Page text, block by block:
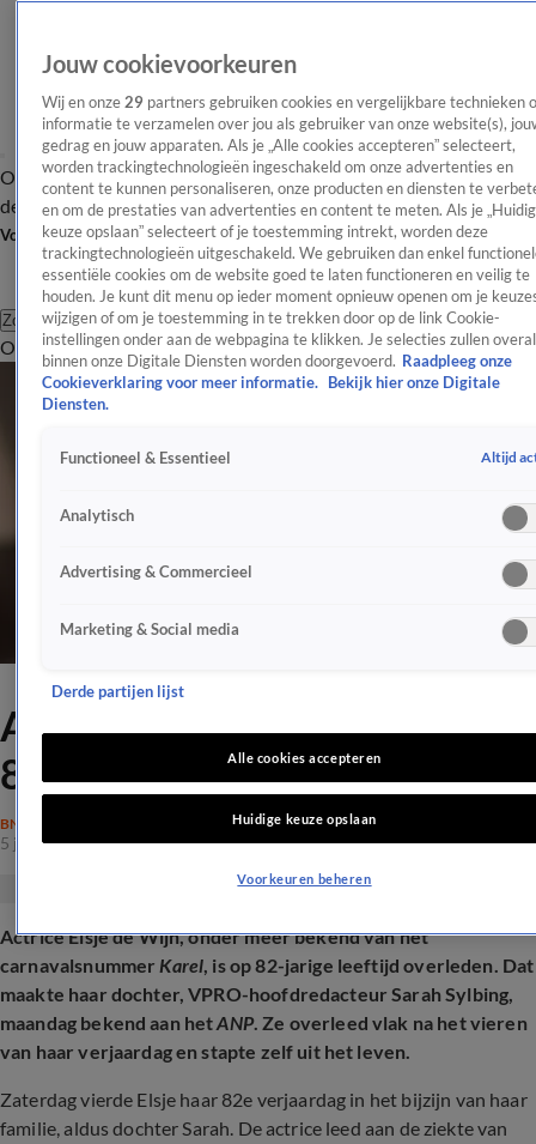
OverzichtAfleveringen Entertainment TV Algemeen
Tip
de redactieNieuwsbrief
Volg Shownieuws
Zoeken
OverzichtEntertainmentSpraakmakendRealityCrimeVideo's
Actrice Elsje de Wijn vlak na
82ste verjaardag overleden
BN'ERS
5 jan 2026, 19:40
Actrice Elsje de Wijn, onder meer bekend van het
carnavalsnummer Karel, is op 82-jarige leeftijd overleden. Dat
maakte haar dochter, VPRO-hoofdredacteur Sarah Sylbing,
maandag bekend aan hetANP. Ze overleed vlak na het vieren
van haar verjaardag en stapte zelf uit het leven.
Zaterdag vierde Elsje haar 82e verjaardag in het bijzijn van haar
familie, aldus dochter Sarah. De actrice leed aan de ziekte van
Jouw cookievoorkeuren
Wij en onze 29 partners gebruiken cookies en vergelijkbare technieken
informatie te verzamelen over jou als gebruiker van onze website(s),
gedrag en jouw apparaten. Als je „Alle cookies accepteren” selecteert,
worden trackingtechnologieën ingeschakeld om onze advertenties en
content te kunnen personaliseren, onze producten en diensten te
en om de prestaties van advertenties en content te meten. Als je
keuze opslaan” selecteert of je toestemming intrekt, worden deze
trackingtechnologieën uitgeschakeld. We gebruiken dan enkel
essentiële cookies om de website goed te laten functioneren en veilig te
houden. Je kunt dit menu op ieder moment opnieuw openen om je
wijzigen of om je toestemming in te trekken door op de link Cookie-
instellingen onder aan de webpagina te klikken. Je selecties zullen overal
binnen onze Digitale Diensten worden doorgevoerd. Raadpleeg onze
Cookieverklaring voor meer informatie.
Bekijk hier onze Digitale
Diensten.
Functioneel & Essentieel Altijd
Analytisch
Advertising & Commercieel
Marketing & Social media
Derde partijen lijst
Alle cookies accepteren
Huidige keuze opslaan
Voorkeuren beheren